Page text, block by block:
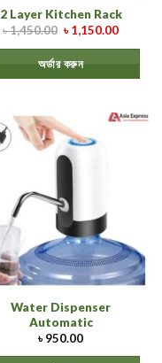
2 Layer Kitchen Rack
৳1,450.00 ৳1,150.00
অর্ডার করুন
Water Dispenser
Automatic
৳950.00